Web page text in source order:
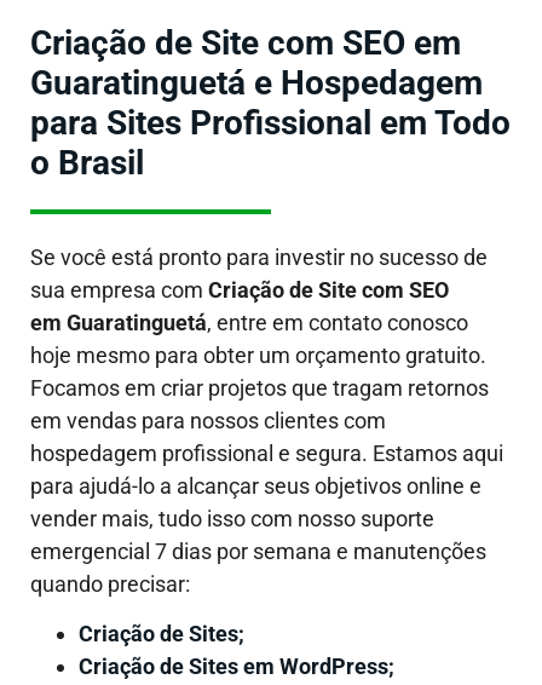
Criação de Site com SEO em
Guaratinguetá e Hospedagem
para Sites Profissional em Todo
o Brasil
Se você está pronto para investir no sucesso de
sua empresa com Criação de Site com SEO
em Guaratinguetá, entre em contato conosco
hoje mesmo para obter um orçamento gratuito.
Focamos em criar projetos que tragam retornos
em vendas para nossos clientes com
hospedagem profissional e segura. Estamos aqui
para ajudá-lo a alcançar seus objetivos online e
vender mais, tudo isso com nosso suporte
emergencial 7 dias por semana e manutenções
quando precisar:
Criação de Sites;
Criação de Sites em WordPress;